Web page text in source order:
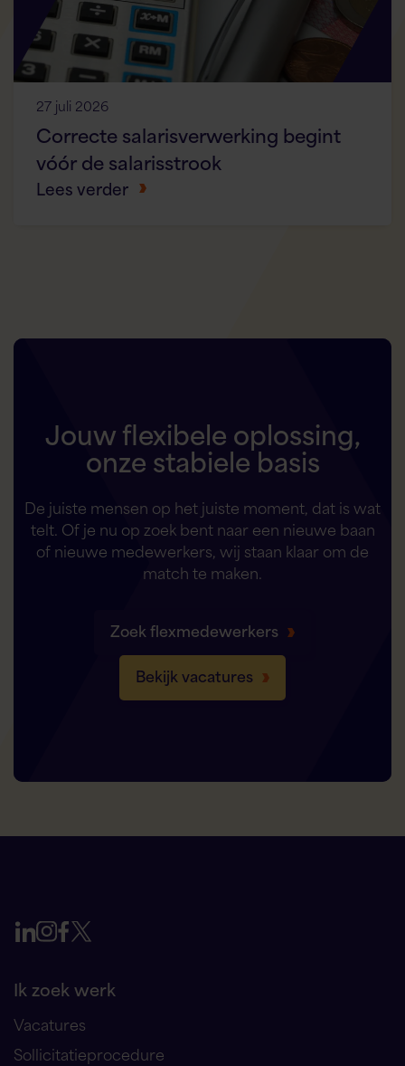
27 juli 2026
Correcte salarisverwerking begint
vóór de salarisstrook
Lees verder
Jouw flexibele oplossing,
onze stabiele basis
De juiste mensen op het juiste moment, dat is wat
telt. Of je nu op zoek bent naar een nieuwe baan
of nieuwe medewerkers, wij staan klaar om de
match te maken.
Zoek flexmedewerkers
Bekijk vacatures
Ik zoek werk
Vacatures
Sollicitatieprocedure